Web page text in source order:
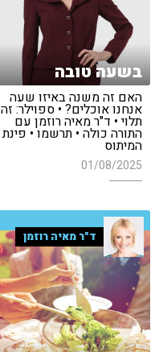
בשעה טובה
האם זה משנה באיזו שעה
אנחנו אוכלים? • ספוילר: זה
תלוי • ד"ר מאיה רוזמן עם
התורה כולה • תרשמו • פינת
המיתוס
01/08/2025
ד"ר מאיה רוזמן